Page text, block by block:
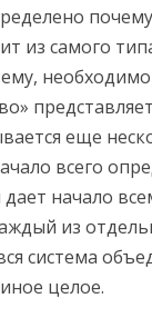
из самого
еще
всего
начало
из
система
целое.